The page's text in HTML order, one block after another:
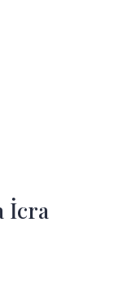
İcra